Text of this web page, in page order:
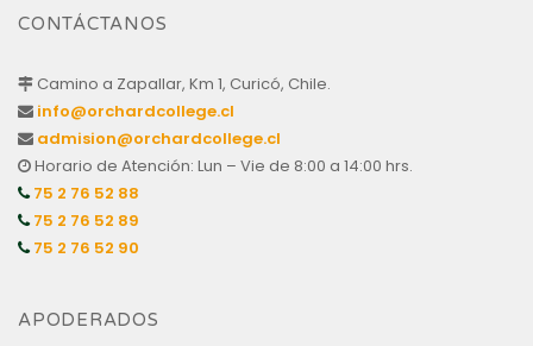
CONTÁCTANOS
Camino a Zapallar, Km 1, Curicó, Chile.
info@orchardcollege.cl
admision@orchardcollege.cl
Horario de Atención: Lun – Vie de 8:00 a 14:00 hrs.
75 2 76 52 88
75 2 76 52 89
75 2 76 52 90
APODERADOS